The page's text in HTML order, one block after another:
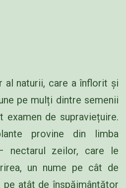
al naturii, care a înflorit și
pe mulți dintre semenii
examen de supraviețuire.
provine din limba
nectarul zeilor, care le
un nume pe cât de
atât de înspăimântător